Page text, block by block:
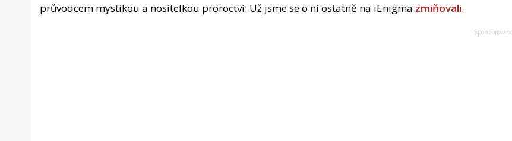
průvodcem mystikou a nositelkou proroctví. Už jsme se o ní ostatně na iEnigma zmiňovali.